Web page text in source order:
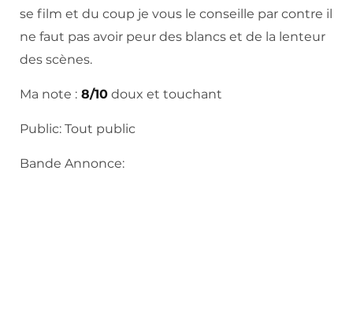
se film et du coup je vous le conseille par contre il
ne faut pas avoir peur des blancs et de la lenteur
des scènes.
Ma note : 8/10 doux et touchant
Public: Tout public
Bande Annonce: